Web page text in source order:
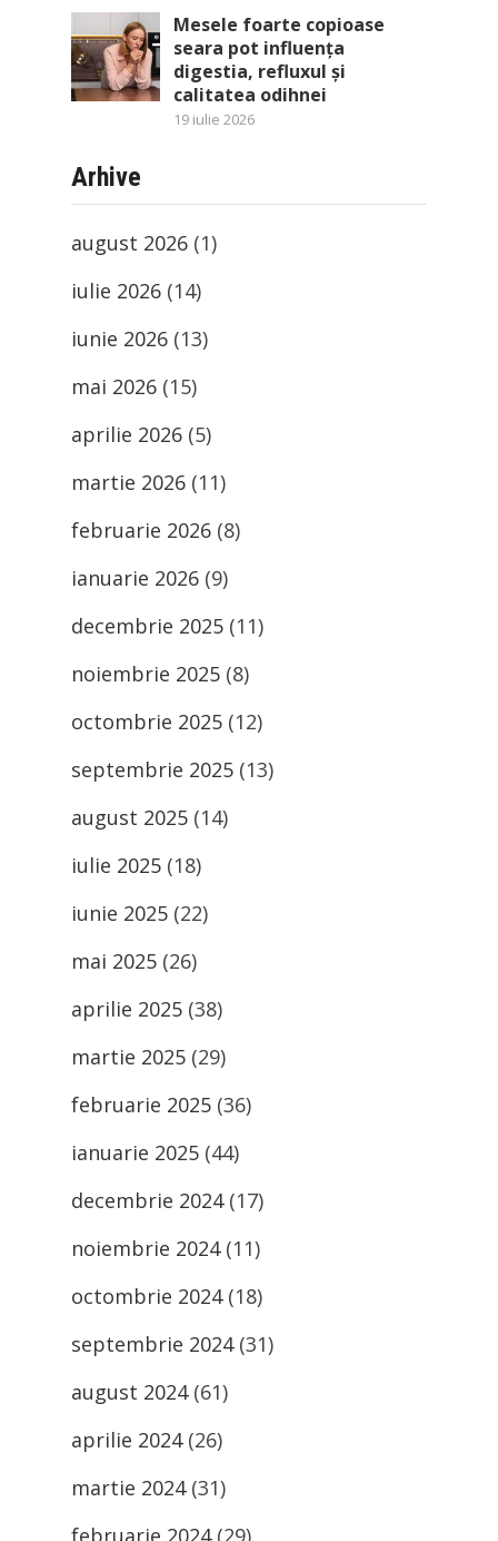
Mesele foarte copioase
seara pot influența
digestia, refluxul și
calitatea odihnei
19 iulie 2026
Arhive
august 2026 (1)
iulie 2026 (14)
iunie 2026 (13)
mai 2026 (15)
aprilie 2026 (5)
martie 2026 (11)
februarie 2026 (8)
ianuarie 2026 (9)
decembrie 2025 (11)
noiembrie 2025 (8)
octombrie 2025 (12)
septembrie 2025 (13)
august 2025 (14)
iulie 2025 (18)
iunie 2025 (22)
mai 2025 (26)
aprilie 2025 (38)
martie 2025 (29)
februarie 2025 (36)
ianuarie 2025 (44)
decembrie 2024(17)
noiembrie 2024(11)
octombrie 2024(18)
septembrie 2024(31)
august 2024(61)
aprilie 2024(26)
martie 2024(31)
februarie 2024(29)